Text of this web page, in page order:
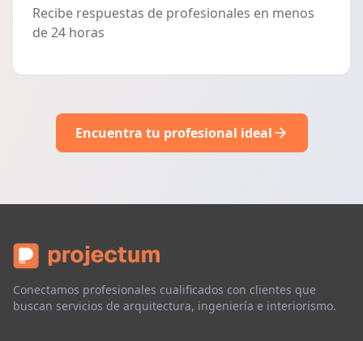
Recibe respuestas de profesionales en menos
de 24 horas
Encuentra tu profesional ideal
Conectamos profesionales cualificados con clientes que
buscan servicios de arquitectura, ingeniería e interiorismo.